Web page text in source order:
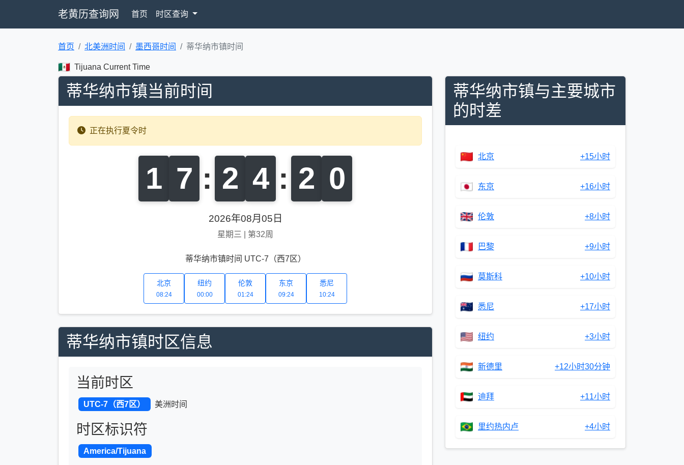
老黄历查询网 首页 时区查询
首页 北美洲时间 墨西哥时间 蒂华纳市镇时间
Tijuana Current Time
蒂华纳市镇当前时间
正在执行夏令时
1 7 : 2 4 : 2 1
2026年08月05日
星期三 第32周
蒂华纳市镇时间 UTC-7（西7区）
北京
08:24
纽约
00:00
伦敦
01:24
东京
09:24
悉尼
10:24
蒂华纳市镇时区信息
当前时区
UTC-7（西7区） 美洲时间
时区标识符
America/Tijuana
蒂华纳市镇与主要城市
的时差
北京 +15小时
东京 +16小时
伦敦 +8小时
巴黎 +9小时
莫斯科 +10小时
悉尼 +17小时
纽约 +3小时
新德里 +12小时30分钟
迪拜 +11小时
里约热内卢 +4小时